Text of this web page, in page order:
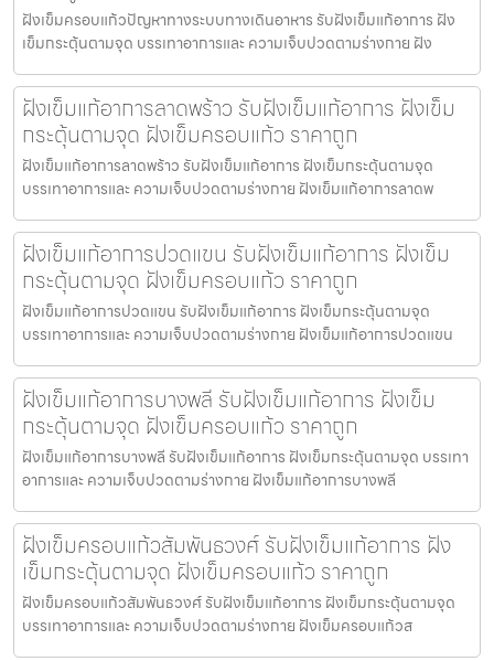
ฝังเข็มครอบแก้วปัญหาทางระบบทางเดินอาหาร รับฝังเข็มแก้อาการ ฝัง
เข็มกระตุ้นตามจุด บรรเทาอาการและ ความเจ็บปวดตามร่างกาย ฝัง
ฝังเข็มแก้อาการลาดพร้าว รับฝังเข็มแก้อาการ ฝังเข็ม
กระตุ้นตามจุด ฝังเข็มครอบแก้ว ราคาถูก
ฝังเข็มแก้อาการลาดพร้าว รับฝังเข็มแก้อาการ ฝังเข็มกระตุ้นตามจุด
บรรเทาอาการและ ความเจ็บปวดตามร่างกาย ฝังเข็มแก้อาการลาดพ
ฝังเข็มแก้อาการปวดแขน รับฝังเข็มแก้อาการ ฝังเข็ม
กระตุ้นตามจุด ฝังเข็มครอบแก้ว ราคาถูก
ฝังเข็มแก้อาการปวดแขน รับฝังเข็มแก้อาการ ฝังเข็มกระตุ้นตามจุด
บรรเทาอาการและ ความเจ็บปวดตามร่างกาย ฝังเข็มแก้อาการปวดแขน
ฝังเข็มแก้อาการบางพลี รับฝังเข็มแก้อาการ ฝังเข็ม
กระตุ้นตามจุด ฝังเข็มครอบแก้ว ราคาถูก
ฝังเข็มแก้อาการบางพลี รับฝังเข็มแก้อาการ ฝังเข็มกระตุ้นตามจุด บรรเทา
อาการและ ความเจ็บปวดตามร่างกาย ฝังเข็มแก้อาการบางพลี
ฝังเข็มครอบแก้วสัมพันธวงศ์ รับฝังเข็มแก้อาการ ฝัง
เข็มกระตุ้นตามจุด ฝังเข็มครอบแก้ว ราคาถูก
ฝังเข็มครอบแก้วสัมพันธวงศ์ รับฝังเข็มแก้อาการ ฝังเข็มกระตุ้นตามจุด
บรรเทาอาการและ ความเจ็บปวดตามร่างกาย ฝังเข็มครอบแก้วส